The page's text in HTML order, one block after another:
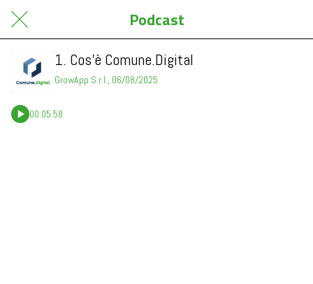
Podcast
1. Cos’è Comune.Digital
GrowApp S.r.l., 06/08/2025
00:05:58